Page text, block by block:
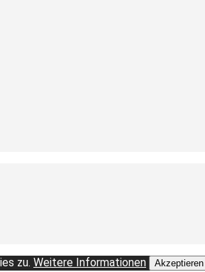
zu. Weitere Informationen Akzeptieren